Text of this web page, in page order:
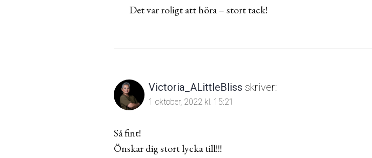
Det var roligt att höra – stort tack!
Victoria_ALittleBliss skriver:
1 oktober, 2022 kl. 15:21
Så fint!
Önskar dig stort lycka till!!!